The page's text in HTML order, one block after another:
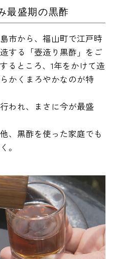
最盛期の黒酢
市から、福山町で江戸時
する「壺造り黒酢」をご
るところ、1年をかけて造
かくまろやかなのが特
われ、まさに今が最盛
、黒酢を使った家庭でも
。